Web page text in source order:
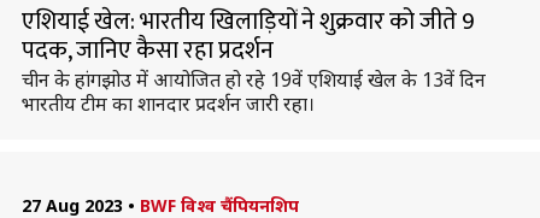
एशियाई खेल: भारतीय खिलाड़ियों ने शुक्रवार को जीते 9
पदक, जानिए कैसा रहा प्रदर्शन
चीन के हांगझोउ में आयोजित हो रहे 19वें एशियाई खेल के 13वें दिन
भारतीय टीम का शानदार प्रदर्शन जारी रहा।
27 Aug 2023 • BWF विश्व चैंपियनशिप